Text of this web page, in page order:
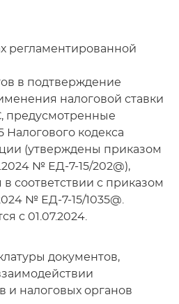
регламентированной
в подтверждение
налоговой ставки
предусмотренные
Налогового кодекса
(утверждены приказом
№ ЕД-7-15/202@),
соответствии с приказом
№ ЕД-7-15/1035@.
с 01.07.2024.
документов,
и налоговых органов